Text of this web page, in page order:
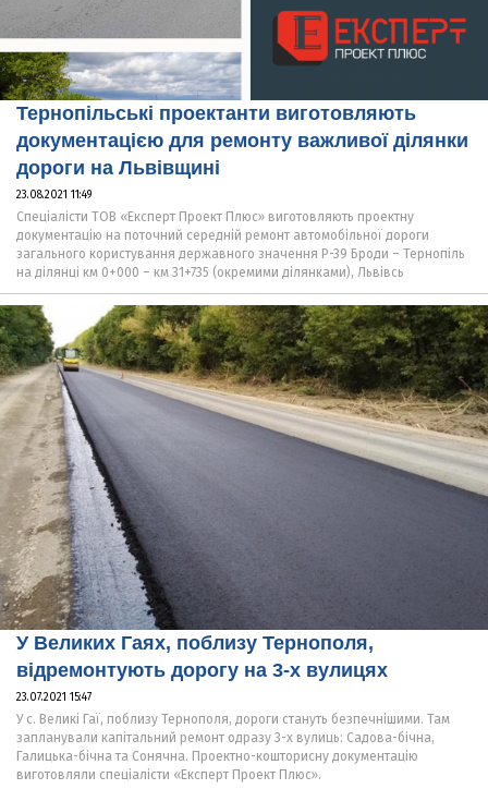
Тернопільські проектанти виготовляють
документацією для ремонту важливої ділянки
дороги на Львівщині
23.08.2021 11:49
Спеціалісти ТОВ «Експерт Проект Плюс» виготовляють проектну
документацію на поточний середній ремонт автомобільної дороги
загального користування державного значення Р-39 Броди – Тернопіль
на ділянці км 0+000 – км 31+735 (окремими ділянками), Львівсь
У Великих Гаях, поблизу Тернополя,
відремонтують дорогу на 3-х вулицях
23.07.2021 15:47
У с. Великі Гаї, поблизу Тернополя, дороги стануть безпечнішими. Там
запланували капітальний ремонт одразу 3-х вулиць: Садова-бічна,
Галицька-бічна та Сонячна. Проектно-кошторисну документацію
виготовляли спеціалісти «Експерт Проект Плюс».